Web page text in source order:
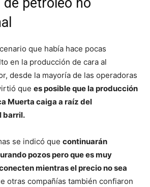
que había hace pocas
en la producción de cara al
desde la mayoría de las operadoras
que es posible que la producción
Muerta caiga a raíz del
barril.
se indicó que continuarán
pozos pero que es muy
mientras el precio no sea
otras compañías también confiaron